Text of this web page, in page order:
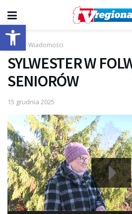
Otwórz pasek narzędzi
Start Wiadomości
SYLWESTER W
SENIORÓW
15 grudnia 2025